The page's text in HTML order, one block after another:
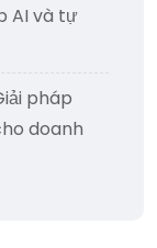
AI và tự
pháp
doanh